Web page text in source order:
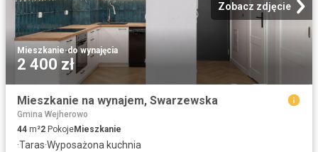
Zobacz zdjęcie
Mieszkanie·do wynajęcia
2 400 zł
Mieszkanie na wynajem, Swarzewska
Gmina Wejherowo
44 m²2 PokojeMieszkanie
·Taras·Wyposażona kuchnia